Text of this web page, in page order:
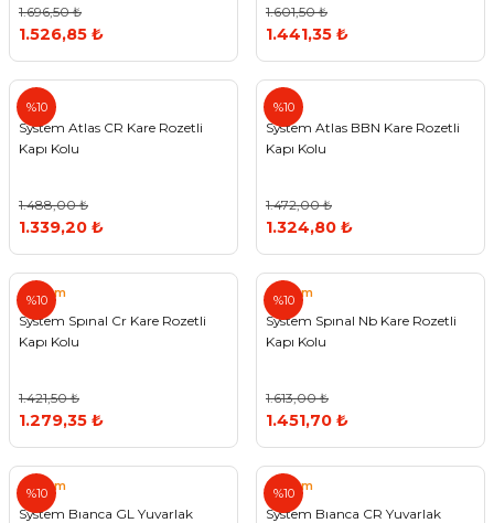
1.696,50 ₺
1.526,85 ₺
1.601,50 ₺
1.441,35 ₺
%10
System Atlas CR Kare Rozetli
Kapı Kolu
1.488,00 ₺
1.339,20 ₺
%10
System Atlas BBN Kare Rozetli
Kapı Kolu
1.472,00 ₺
1.324,80 ₺
%10
System
System Spınal Cr Kare Rozetli
Kapı Kolu
1.421,50 ₺
1.279,35 ₺
%10
System
System Spınal Nb Kare Rozetli
Kapı Kolu
1.613,00 ₺
1.451,70 ₺
%10
System
System Bıanca GL Yuvarlak
%10
System
System Bıanca CR Yuvarlak